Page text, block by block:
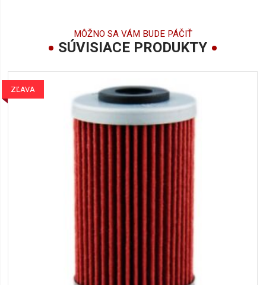
MÔŽNO SA VÁM BUDE PÁČIŤ
SÚVISIACE PRODUKTY
ZĽAVA